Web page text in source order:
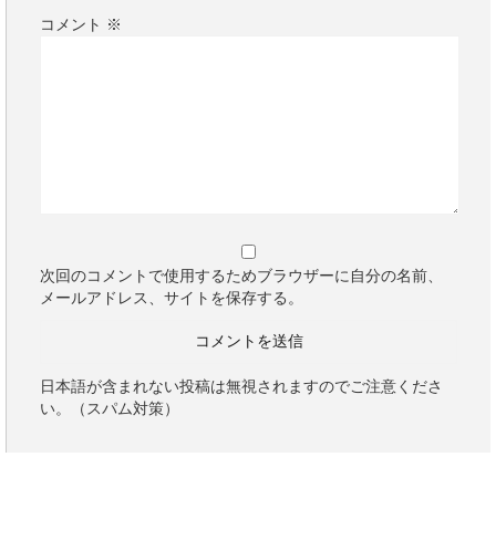
コメント ※
次回のコメントで使用するためブラウザーに自分の名前、
メールアドレス、サイトを保存する。
日本語が含まれない投稿は無視されますのでご注意くださ
い。（スパム対策）